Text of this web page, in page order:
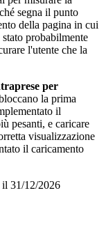
segna il punto
della pagina in cui
probabilmente
l'utente che la
per
la prima
il
pesanti, e caricare
visualizzazione
il caricamento
il 31/12/2026